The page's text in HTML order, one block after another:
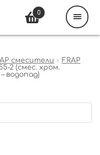
смесители
FRAP
2 (смес. хром.
водопад)
0